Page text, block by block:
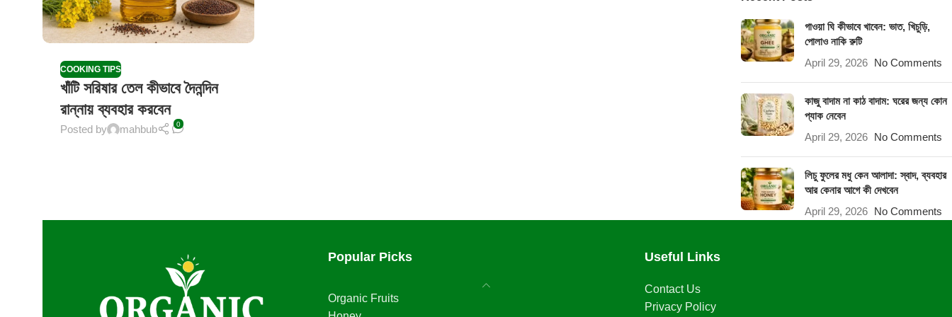
COOKING TIPS
খাঁটি সরিষার তেল কীভাবে দৈনন্দিন
রান্নায় ব্যবহার করবেন
Posted by mahbub 0
গাওয়া ঘি কীভাবে খাবেন: ভাত, খিচুড়ি,
পোলাও নাকি রুটি
April 29, 2026
No Comments
কাজু বাদাম না কাঠ বাদাম: ঘরের জন্য কোন
প্যাক নেবেন
April 29, 2026
No Comments
লিচু ফুলের মধু কেন আলাদা: স্বাদ, ব্যবহার
আর কেনার আগে কী দেখবেন
April 29, 2026
No Comments
Popular Picks
Organic Fruits
Useful Links
Contact Us
Privacy Policy